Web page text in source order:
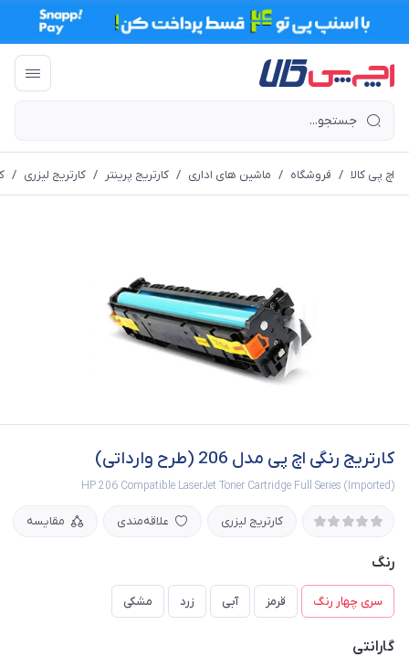
اچ پی کالا / فروشگاه / ماشین های اداری / کارتریج پرینتر / کارتریج لیزری /
کارتریج رنگی اچ پی مدل 206 (طرح وارداتی)
HP 206 Compatible LaserJet Toner Cartridge Full Series (Imported)
کارتریج لیزری علاقه‌مندی مقایسه
رنگ
سری چهار رنگ قرمز آبی زرد مشکی
گارانتی